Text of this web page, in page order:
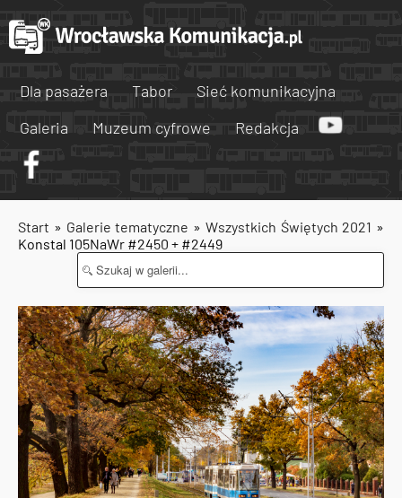
Dla pasażera Tabor
Sieć komunikacyjna
Galeria
Muzeum cyfrowe Redakcja
Start » Galerie tematyczne » Wszystkich Świętych 2021 »
Konstal 105NaWr #2450 + #2449